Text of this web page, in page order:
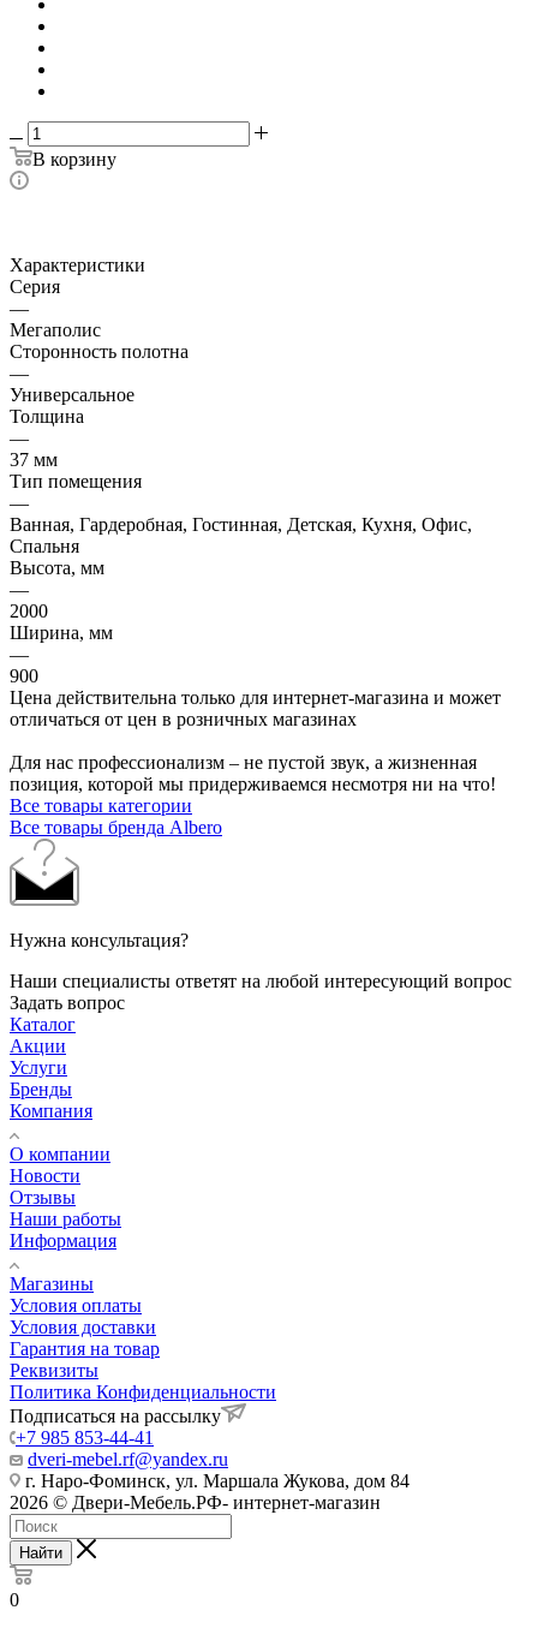
В корзину
Характеристики
Серия
—
Мегаполис
Сторонность полотна
—
Универсальное
Толщина
—
37 мм
Тип помещения
—
Ванная, Гардеробная, Гостинная, Детская, Кухня, Офис,
Спальня
Высота, мм
—
2000
Ширина, мм
—
900
Цена действительна только для интернет-магазина и может
отличаться от цен в розничных магазинах
Для нас профессионализм – не пустой звук, а жизненная
позиция, которой мы придерживаемся несмотря ни на что!
Все товары категории
Все товары бренда Albero
Нужна консультация?
Наши специалисты ответят на любой интересующий вопрос
Задать вопрос
Каталог
Акции
Услуги
Бренды
Компания
О компании
Новости
Отзывы
Наши работы
Информация
Магазины
Условия оплаты
Условия доставки
Гарантия на товар
Реквизиты
Политика Конфиденциальности
Подписаться на рассылку
+7 985 853-44-41
dveri-mebel.rf@yandex.ru
г. Наро-Фоминск, ул. Маршала Жукова, дом 84
2026 © Двери-Мебель.РФ- интернет-магазин
Найти
0